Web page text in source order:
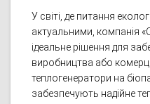
У світі, де питання
актуальними, компанія
ідеальне рішення для
виробництва або
теплогенератори на
забезпечують надійне